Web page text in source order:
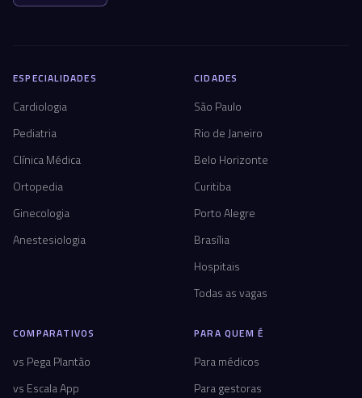
ESPECIALIDADES
Cardiologia
Pediatria
Clínica Médica
Ortopedia
Ginecologia
Anestesiologia
CIDADES
São Paulo
Rio de Janeiro
Belo Horizonte
Curitiba
Porto Alegre
Brasília
Hospitais
Todas as vagas
COMPARATIVOS
vs Pega Plantão
vs Escala App
PARA QUEM É
Para médicos
Para gestoras